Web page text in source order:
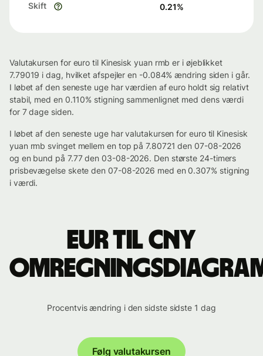
Skift 0.21%
Valutakursen for euro til Kinesisk yuan rmb er i øjeblikket
7.79019 i dag, hvilket afspejler en -0.084% ændring siden i går.
I løbet af den seneste uge har værdien af euro holdt sig relativt
stabil, med en 0.110% stigning sammenlignet med dens værdi
for 7 dage siden.
I løbet af den seneste uge har valutakursen for euro til Kinesisk
yuan rmb svinget mellem en top på 7.80721 den 07-08-2026
og en bund på 7.77 den 03-08-2026. Den største 24-timers
prisbevægelse skete den 07-08-2026 med en 0.307% stigning
i værdi.
EUR til CNY
Procentvis ændring i den sidste sidste 1 dag
Følg valutakursen